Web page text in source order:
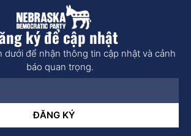
ký để cập nhật
dưới để nhận thông tin cập nhật và cảnh
báo quan trọng.
ĐĂNG KÝ